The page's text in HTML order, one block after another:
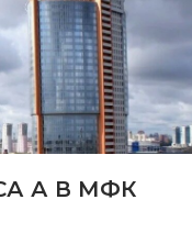
А В МФК